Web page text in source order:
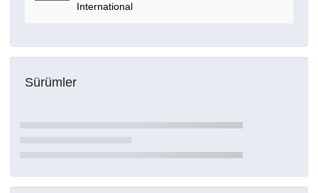
International
Sürümler